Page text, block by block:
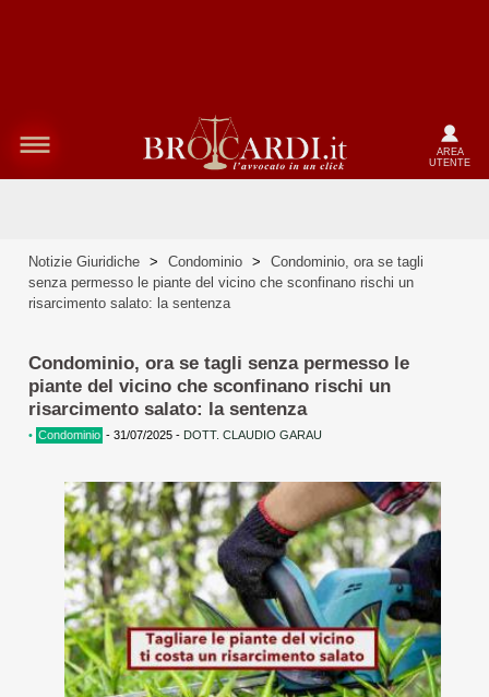
AREA
UTENTE
Notizie Giuridiche > Condominio >
Condominio, ora se tagli
senza permesso le piante del vicino che sconfinano rischi un
risarcimento salato: la sentenza
Condominio, ora se tagli senza permesso le
piante del vicino che sconfinano rischi un
risarcimento salato: la sentenza
• Condominio - 31/07/2025 - DOTT. CLAUDIO GARAU